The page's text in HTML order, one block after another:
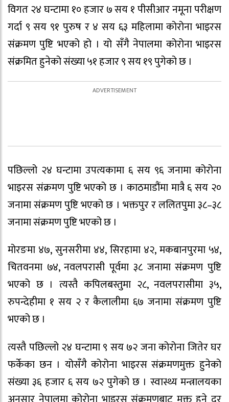
विगत २४ घन्टामा १० हजार ७ सय १ पीसीआर नमूना परीक्षण
गर्दा ९ सय ९१ पुरुष र ४ सय ६३ महिलामा कोरोना भाइरस
संक्रमण पुष्टि भएको हो । यो सँगै नेपालमा कोरोना भाइरस
संक्रमित हुनेको संख्या ५१ हजार ९ सय १९ पुगेको छ ।
पछिल्लो २४ घन्टामा उपत्यकामा ६ सय ९६ जनामा कोरोना
भाइरस संक्रमण पुष्टि भएको छ । काठमाडौंमा मात्रै ६ सय २०
जनामा संक्रमण पुष्टि भएको छ । भक्तपुर र ललितपुमा ३८–३८
जनामा संक्रमण पुष्टि भएको छ ।
मोरङमा ४७, सुनसरीमा ४४, सिरहामा ४२, मकबानपुरमा ५४,
चितवनमा ७४, नवलपरासी पूर्वमा ३८ जनामा संक्रमण पुष्टि
भएको छ । त्यस्तै कपिलबस्तुमा २८, नवलपरासीमा ३५,
रुपन्देहीमा १ सय २ र कैलालीमा ६७ जनामा संक्रमण पुष्टि
भएको छ ।
त्यस्तै पछिल्लो २४ घन्टामा ९ सय ७२ जना कोरोना जितेर घर
फर्केका छन । योसँगै कोरोना भाइरस संक्रमणमुक्त हुनेको
संख्या ३६ हजार ६ सय ७२ पुगेको छ । स्वास्थ्य मन्त्रालयका